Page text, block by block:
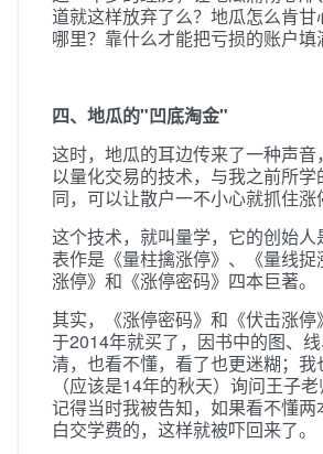
道就这样放弃了么？地瓜怎么肯甘
哪里？靠什么才能把亏损的账户填
四、地瓜的"凹底淘金"
这时，地瓜的耳边传来了一种声
以量化交易的技术，与我之前所学
同，可以让散户一不小心就抓住涨
这个技术，就叫量学，它的创始
表作是《量柱擒涨停》、《量线捉
涨停》和《涨停密码》四本巨著。
其实，《涨停密码》和《伏击涨停
于2014年就买了，因书中的图、
清，也看不懂，看了也更迷糊；
（应该是14年的秋天）询问王子老
记得当时我被告知，如果看不懂两
白交学费的，这样就被吓回来了。